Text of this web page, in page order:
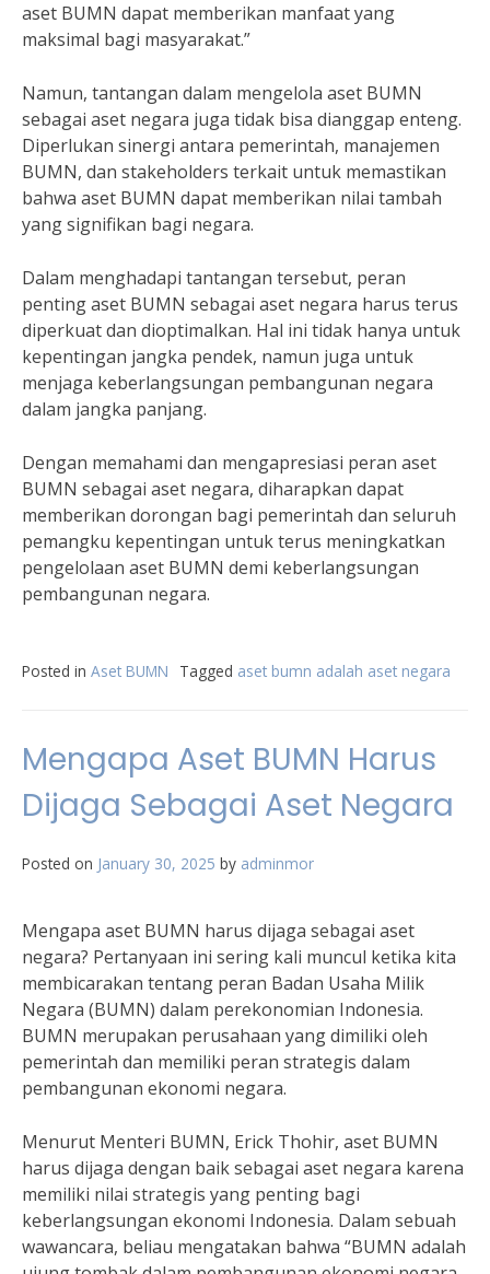
aset BUMN dapat memberikan manfaat yang
maksimal bagi masyarakat.”
Namun, tantangan dalam mengelola aset BUMN
sebagai aset negara juga tidak bisa dianggap enteng.
Diperlukan sinergi antara pemerintah, manajemen
BUMN, dan stakeholders terkait untuk memastikan
bahwa aset BUMN dapat memberikan nilai tambah
yang signifikan bagi negara.
Dalam menghadapi tantangan tersebut, peran
penting aset BUMN sebagai aset negara harus terus
diperkuat dan dioptimalkan. Hal ini tidak hanya untuk
kepentingan jangka pendek, namun juga untuk
menjaga keberlangsungan pembangunan negara
dalam jangka panjang.
Dengan memahami dan mengapresiasi peran aset
BUMN sebagai aset negara, diharapkan dapat
memberikan dorongan bagi pemerintah dan seluruh
pemangku kepentingan untuk terus meningkatkan
pengelolaan aset BUMN demi keberlangsungan
pembangunan negara.
Posted in Aset BUMN Tagged aset bumn adalah aset negara
Mengapa Aset BUMN Harus
Dijaga Sebagai Aset Negara
Posted on January 30, 2025 by adminmor
Mengapa aset BUMN harus dijaga sebagai aset
negara? Pertanyaan ini sering kali muncul ketika kita
membicarakan tentang peran Badan Usaha Milik
Negara (BUMN) dalam perekonomian Indonesia.
BUMN merupakan perusahaan yang dimiliki oleh
pemerintah dan memiliki peran strategis dalam
pembangunan ekonomi negara.
Menurut Menteri BUMN, Erick Thohir, aset BUMN
harus dijaga dengan baik sebagai aset negara karena
memiliki nilai strategis yang penting bagi
keberlangsungan ekonomi Indonesia. Dalam sebuah
wawancara, beliau mengatakan bahwa “BUMN adalah